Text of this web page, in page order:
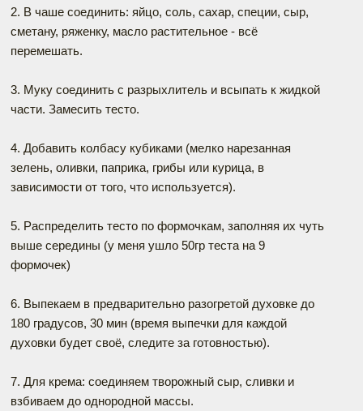
2. В чаше соединить: яйцо, соль, сахар, специи, сыр,
сметану, ряженку, масло растительное - всё
перемешать.
3. Муку соединить с разрыхлитель и всыпать к жидкой
части. Замесить тесто.
4. Добавить колбасу кубиками (мелко нарезанная
зелень, оливки, паприка, грибы или курица, в
зависимости от того, что используется).
5. Распределить тесто по формочкам, заполняя их чуть
выше середины (у меня ушло 50гр теста на 9
формочек)
6. Выпекаем в предварительно разогретой духовке до
180 градусов, 30 мин (время выпечки для каждой
духовки будет своё, следите за готовностью).
7. Для крема: соединяем творожный сыр, сливки и
взбиваем до однородной массы.